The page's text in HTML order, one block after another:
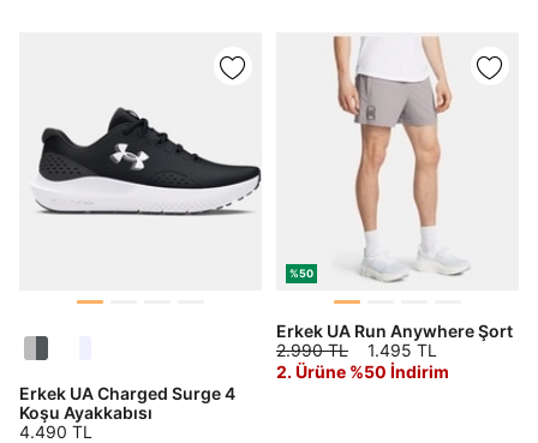
Erkek UA Charged Surge 4
Koşu Ayakkabısı
4.490 TL
%50
Erkek UA Run Anywhere Şort
2.990 TL
1.495 TL
2. Ürüne %50 İndirim